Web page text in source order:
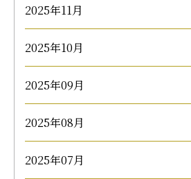
2025年11月
2025年10月
2025年09月
2025年08月
2025年07月